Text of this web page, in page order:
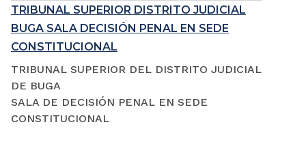
TRIBUNAL SUPERIOR DISTRITO JUDICIAL
BUGA SALA DECISIÓN PENAL EN SEDE
CONSTITUCIONAL
TRIBUNAL SUPERIOR DEL DISTRITO JUDICIAL
DE BUGA
SALA DE DECISIÓN PENAL EN SEDE
CONSTITUCIONAL